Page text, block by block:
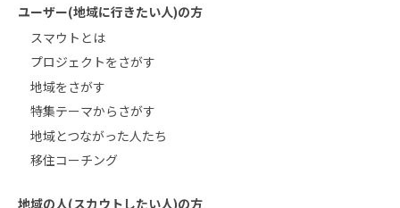
ユーザー(地域に行きたい人)の方
スマウトとは
プロジェクトをさがす
地域をさがす
特集テーマからさがす
地域とつながった人たち
移住コーチング
地域の人(スカウトしたい人)の方